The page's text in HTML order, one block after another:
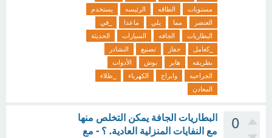
مستويات
الطاقه الرئيسه
يستخدم
العنصر
مما يلي ماعدا
_في
البطاريات
الجافه السيارات
الحديثة
_كعامل
حفاز تصنيع
النشادر
بطريقه
هابر بوش
الأدوات
الجراحيه
وابراج الكهرباء
_طلاء
المعادن
0
البطاريات الجافة يمكن التخلص منها
مع النفايات المنزلية العادية. ؟ - مع